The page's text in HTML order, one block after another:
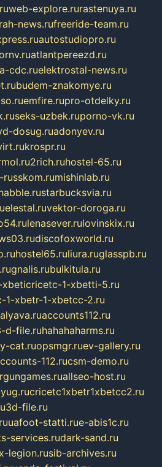
web-explore.rurastenuya.ru
news.rufreeride-team.ru
autostudiopro.ru
atlantpereezd.ru
a-cdc.ruelektrostal-news.ru
budem-znakomye.ru
emfire.rupro-otdelky.ru
seks-uzbek.ruporno-vk.ru
dosug.ruadonyev.ru
krospr.ru
2rich.ruhostel-65.ru
mishinlab.ru
starbucksvia.ru
elestal.ruvektor-doroga.ru
lenasever.rulovinskix.ru
discofoxworld.ru
hostel65.ruliura.ruglasspb.ru
gnalis.rubulkitula.ru
xbeticricetc-1-xbetti-5.ru
1-xbetr-1-xbetcc-2.ru
accounts112.ru
d-file.ruhahahaharms.ru
cat.ruopsmgr.ruev-gallery.ru
112.rucsm-demo.ru
allseo-host.ru
cricetc1xbetr1xbetcc2.ru
3d-file.ru
uafoot-statti.rue-abis1c.ru
services.rudark-sand.ru
x-legion.rusib-archives.ru